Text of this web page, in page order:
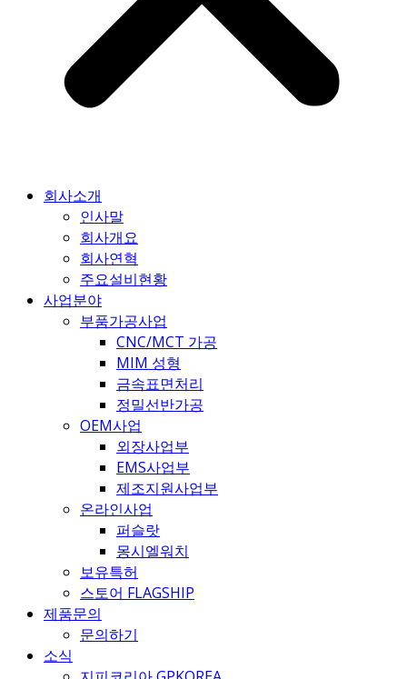
회사소개
인사말
회사개요
회사연혁
주요설비현황
사업분야
부품가공사업
CNC/MCT 가공
MIM 성형
금속표면처리
정밀선반가공
OEM사업
외장사업부
EMS사업부
제조지원사업부
온라인사업
퍼슬랏
몽시엘워치
보유특허
스토어 FLAGSHIP
제품문의
문의하기
소식